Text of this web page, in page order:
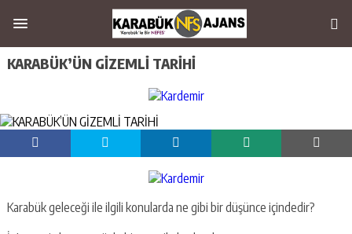
KARABÜK’ÜN GİZEMLİ TARİHİ
Karabük geleceği ile ilgili konularda ne gibi bir düşünce içindedir?